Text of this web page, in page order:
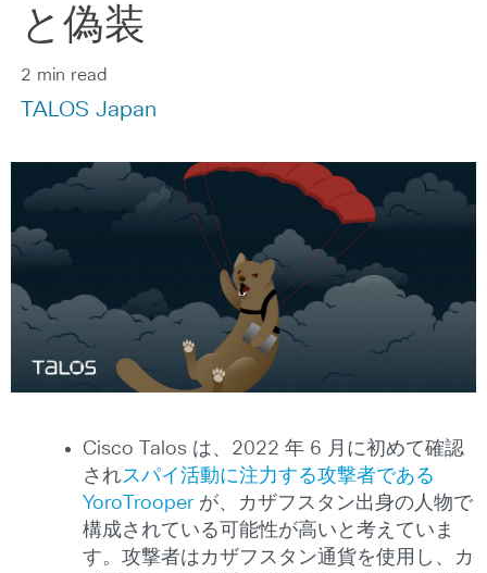
と偽装
2 min read
TALOS Japan
Cisco Talos は、2022 年 6 月に初めて確認
されスパイ活動に注力する攻撃者である
YoroTrooper が、カザフスタン出身の人物で
構成されている可能性が高いと考えていま
す。攻撃者はカザフスタン通貨を使用し、カ